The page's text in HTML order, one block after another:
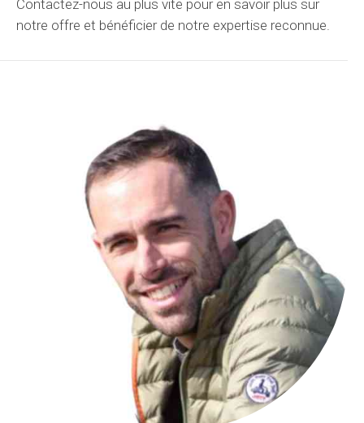
Contactez-nous au plus vite pour en savoir plus sur
notre offre et bénéficier de notre expertise reconnue.